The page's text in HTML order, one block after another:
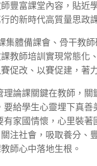
豐富課堂內容，貼近
的新時代高質量思政
集體備課會、骨干教
教師培訓實現常態化
促改、以賽促建，著
理論課關鍵在教師，
要給學生心靈埋下真
有家國情懷，心里裝
注社會，吸取養分、
師心中落地生根。